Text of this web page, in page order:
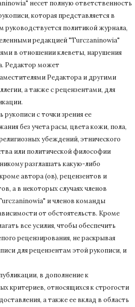
несет полную ответственность
которая представляется в
руководствуется политикой журнала,
редакцией "Turczaninowia"
в отношении клеветы, нарушения
Редактор может
Редактора и другими
а также с рецензентами, для
с точки зрения ее
без учета расы, цвета кожи, пола,
убеждений, этнического
или политической философии
разглашать какую-либо
автора (ов), рецензентов и
а в некоторых случаях членов
и членов команды
от обстоятельств. Кроме
все усилия, чтобы обеспечить
рецензирования, не раскрывая
для рецензентам этой рукописи, и
в дополнение к
критериев, относящихся к строгости
а также ее вклад в область